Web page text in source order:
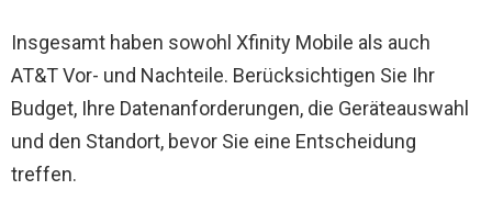
Insgesamt haben sowohl Xfinity Mobile als auch
AT&T Vor- und Nachteile. Berücksichtigen Sie Ihr
Budget, Ihre Datenanforderungen, die Geräteauswahl
und den Standort, bevor Sie eine Entscheidung
treffen.